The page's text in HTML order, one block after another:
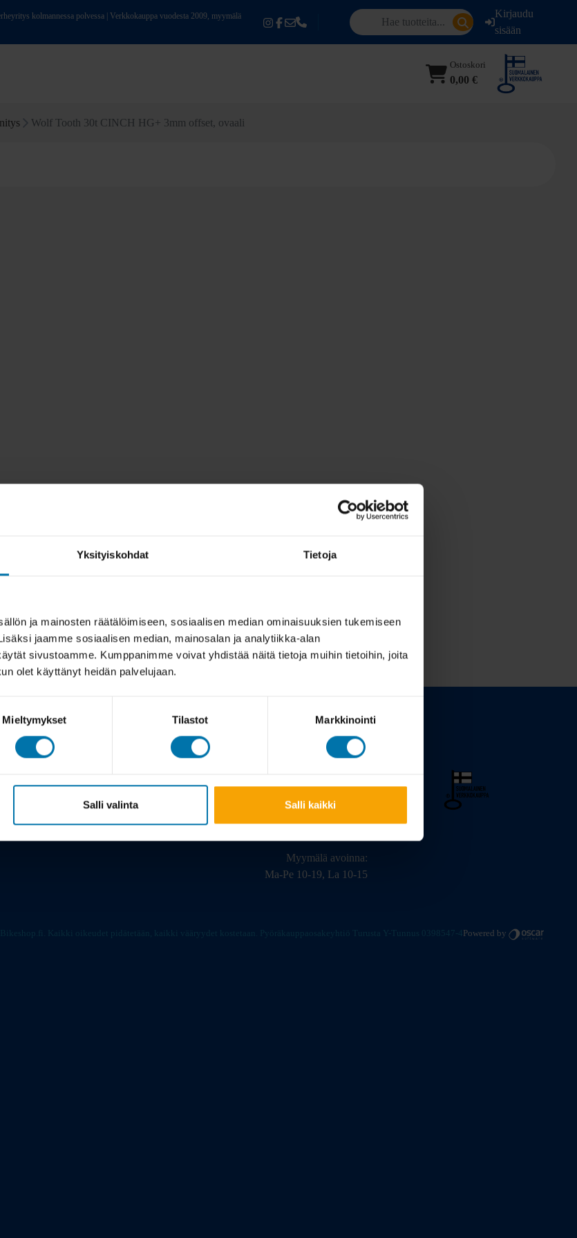
Yksityiskohdat Tietoja
ja mainosten räätälöimiseen, sosiaalisen median ominaisuuksien tukemiseen
jaamme sosiaalisen median, mainosalan ja analytiikka-alan
sivustoamme. Kumppanimme voivat yhdistää näitä tietoja muihin tietoihin, joita
olet käyttänyt heidän palvelujaan.
Mieltymykset Tilastot Markkinointi
Salli valinta Salli kaikki
kolmannessa polvessa | Verkkokauppa vuodesta 2009, myymälä
Kirjaudu
sisään
Ostoskori
0,00 €
Wolf Tooth 30t CINCH HG+ 3mm offset, ovaali
Meistä
Myymälä avoinna:
Ma-Pe 10-19, La 10-15
Kaikki oikeudet pidätetään, kaikki vääryydet kostetaan. Pyöräkauppaosakeyhtiö Turusta Y-Tunnus 0398547-4 Powered by